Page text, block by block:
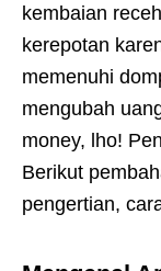
kembaian
kerepotan
memenuhi
mengubah
money, lho!
Berikut
pengertian,